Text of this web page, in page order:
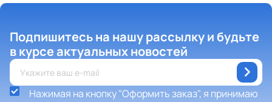
Подпишитесь на нашу рассылкуи будьте
в курсе актуальных новостей
Нажимая на кнопку "Оформить заказ", я принимаю